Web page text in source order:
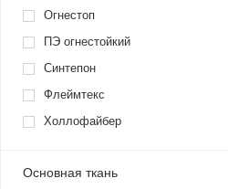
Огнестоп
ПЭ огнестойкий
Синтепон
Флеймтекс
Холлофайбер
Основная ткань